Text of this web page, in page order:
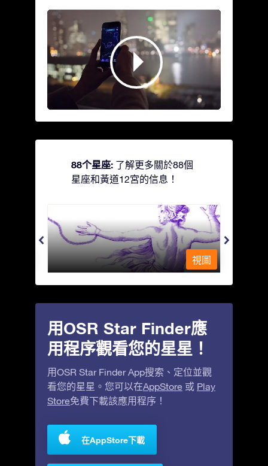
88个星座: 了解更多關於88個
星座和黃道12宮的信息！
Andromeda - 被鐵鍊鎖著的少女
視圖
用OSR Star Finder應
用程序觀看您的星星！
用OSR Star Finder App搜索、定位並觀
看您的星星。您可以在AppStore 或 Play
Store免費下載該應用程序！
在AppStore下載